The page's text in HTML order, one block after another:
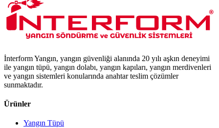
İnterform Yangın, yangın güvenliği alanında 20 yılı aşkın deneyimi
ile yangın tüpü, yangın dolabı, yangın kapıları, yangın merdivenleri
ve yangın sistemleri konularında anahtar teslim çözümler
sunmaktadır.
Ürünler
Yangın Tüpü